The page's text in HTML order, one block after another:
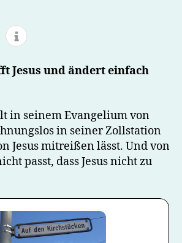
Jesus und ändert einfach
in seinem Evangelium von
in seiner Zollstation
Jesus mitreißen lässt. Und von
passt, dass Jesus nicht zu